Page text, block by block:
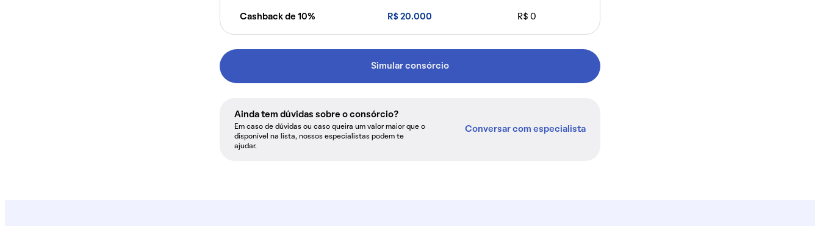
Cashback de 10% R$ 20.000 R$ 0
Simular consórcio
Ainda tem dúvidas sobre o consórcio?
Em caso de dúvidas ou caso queira um valor maior que o
disponível na lista, nossos especialistas podem te
ajudar.
Conversar com especialista